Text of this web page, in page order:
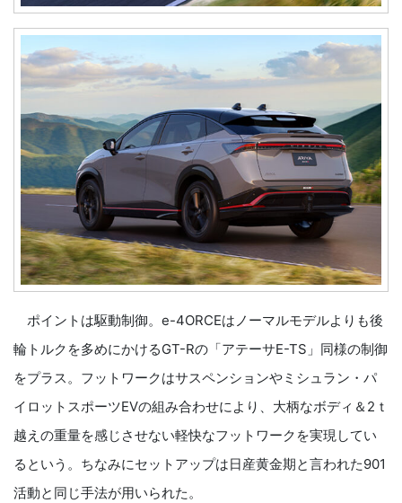
ポイントは駆動制御。e-4ORCEはノーマルモデルよりも後
輪トルクを多めにかけるGT-Rの「アテーサE-TS」同様の制御
をプラス。フットワークはサスペンションやミシュラン・パ
イロットスポーツEVの組み合わせにより、大柄なボディ＆2ｔ
越えの重量を感じさせない軽快なフットワークを実現してい
るという。ちなみにセットアップは日産黄金期と言われた901
活動と同じ手法が用いられた。